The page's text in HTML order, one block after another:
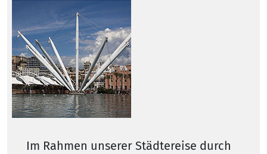
Im Rahmen unserer Städtereise durch